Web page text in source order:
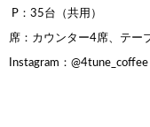
P：35台（共用）
席：カウンター4席、テー
Instagram：@4tune_coffee